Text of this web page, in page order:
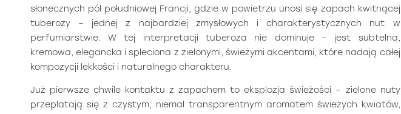
słonecznych pól południowej Francji, gdzie w powietrzu unosi się zapach kwitnącej
tuberozy – jednej z najbardziej zmysłowych i charakterystycznych nut w
perfumiarstwie. W tej interpretacji tuberoza nie dominuje – jest subtelna,
kremowa, elegancka i spleciona z zielonymi, świeżymi akcentami, które nadają całej
kompozycji lekkości i naturalnego charakteru.
Już pierwsze chwile kontaktu z zapachem to eksplozja świeżości – zielone nuty
przeplatają się z czystym, niemal transparentnym aromatem świeżych kwiatów,